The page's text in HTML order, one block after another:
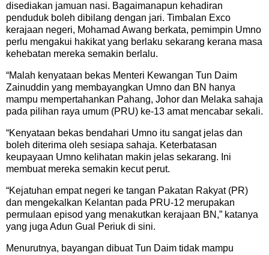
disediakan jamuan nasi. Bagaimanapun kehadiran
penduduk boleh dibilang dengan jari. Timbalan Exco
kerajaan negeri, Mohamad Awang berkata, pemimpin Umno
perlu mengakui hakikat yang berlaku sekarang kerana masa
kehebatan mereka semakin berlalu.
“Malah kenyataan bekas Menteri Kewangan Tun Daim
Zainuddin yang membayangkan Umno dan BN hanya
mampu mempertahankan Pahang, Johor dan Melaka sahaja
pada pilihan raya umum (PRU) ke-13 amat mencabar sekali.
“Kenyataan bekas bendahari Umno itu sangat jelas dan
boleh diterima oleh sesiapa sahaja. Keterbatasan
keupayaan Umno kelihatan makin jelas sekarang. Ini
membuat mereka semakin kecut perut.
“Kejatuhan empat negeri ke tangan Pakatan Rakyat (PR)
dan mengekalkan Kelantan pada PRU-12 merupakan
permulaan episod yang menakutkan kerajaan BN,” katanya
yang juga Adun Gual Periuk di sini.
Menurutnya, bayangan dibuat Tun Daim tidak mampu